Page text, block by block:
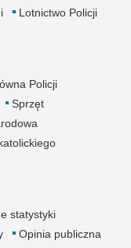
Lotnictwo Policji
Policji
Sprzęt
statystyki
Opinia publiczna